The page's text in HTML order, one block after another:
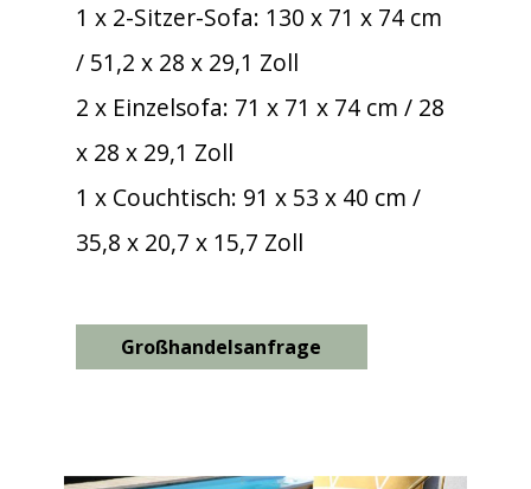
1 x 2-Sitzer-Sofa: 130 x 71 x 74 cm
/ 51,2 x 28 x 29,1 Zoll
2 x Einzelsofa: 71 x 71 x 74 cm / 28
x 28 x 29,1 Zoll
1 x Couchtisch: 91 x 53 x 40 cm /
35,8 x 20,7 x 15,7 Zoll
Großhandelsanfrage